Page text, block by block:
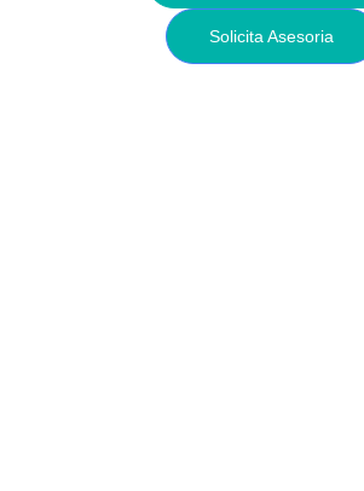
Solicita Asesoria